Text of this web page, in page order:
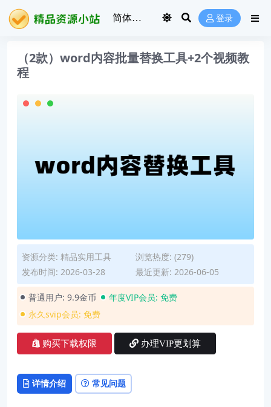
登录
（2款）word内容批量替换工具+2个视频教
程
资源分类: 精品实用工具
浏览热度: (279)
发布时间: 2026-03-28
最近更新: 2026-06-05
普通用户: 9.9金币 年度VIP会员: 免费
永久svip会员: 免费
购买下载权限 办理VIP更划算
详情介绍 常见问题